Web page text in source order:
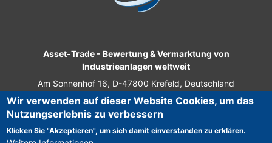
Asset-Trade - Bewertung & Vermarktung von
Industrieanlagen weltweit
Am Sonnenhof 16, D-47800 Krefeld, Deutschland
Tel.: +49 2151 32 500 33
Fax.: +49 2151 65 29 22
© 2026 Asset-Trade
Wir verwenden auf dieser Website Cookies, um das
Nutzungserlebnis zu verbessern
Klicken Sie "Akzeptieren", um sich damit einverstanden zu erklären.